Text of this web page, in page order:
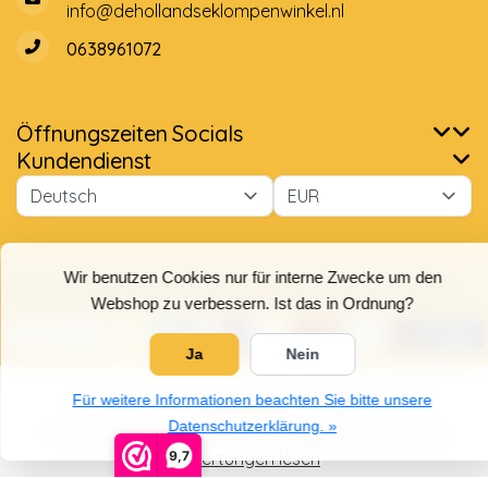
9,7
Wir benutzen Cookies nur für interne Zwecke um den
Webshop zu verbessern. Ist das in Ordnung?
Für weitere Informationen beachten Sie bitte unsere
info@dehollandseklompenwinkel.nl
0638961072
Öffnungszeiten Socials
Kundendienst
Sterne, basierend auf4025Bewertungen.
Bewertungen lesen